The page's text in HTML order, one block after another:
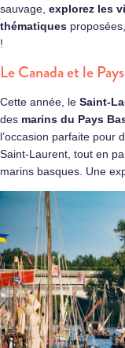
sauvage, explorez les
thématiques
!
Le Canada et le
Cette année, le Saint-
des marins du Pays
l’occasion parfaite pour
Saint-Laurent, tout en
marins basques. Une